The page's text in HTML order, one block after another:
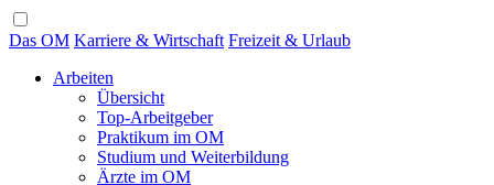
Das OM Karriere & Wirtschaft Freizeit & Urlaub
Arbeiten
Übersicht
Top-Arbeitgeber
Praktikum im OM
Studium und Weiterbildung
Ärzte im OM